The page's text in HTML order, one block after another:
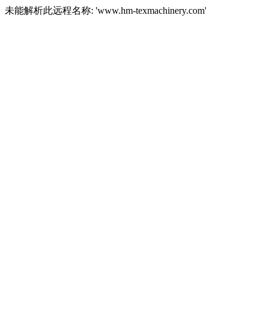
未能解析此远程名称: 'www.hm-texmachinery.com'